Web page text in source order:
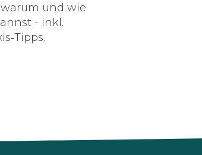
und wie
- inkl.